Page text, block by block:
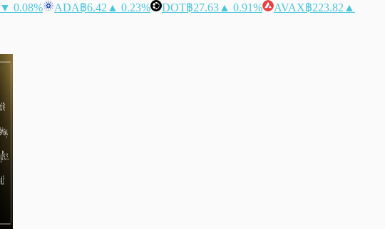
▼ 0.08% ADA฿6.42 ▲ 0.23% DOT฿27.63 ▲ 0.91% AVAX฿223.82 ▲